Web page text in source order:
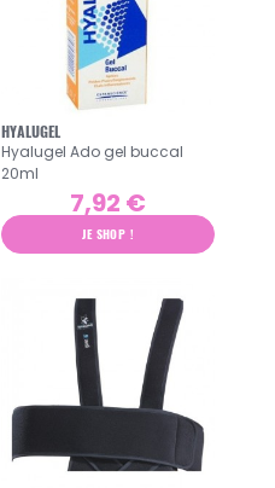
HYALUGEL
Hyalugel Ado gel buccal
20ml
7,92 €
JE SHOP !